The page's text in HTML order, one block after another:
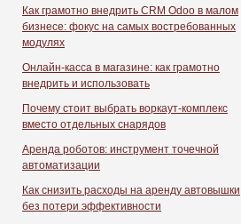
Как грамотно внедрить CRM Odoo в малом
бизнесе: фокус на самых востребованных
модулях
Онлайн-касса в магазине: как грамотно
внедрить и использовать
Почему стоит выбрать воркаут-комплекс
вместо отдельных снарядов
Аренда роботов: инструмент точечной
автоматизации
Как снизить расходы на аренду автовышки
без потери эффективности